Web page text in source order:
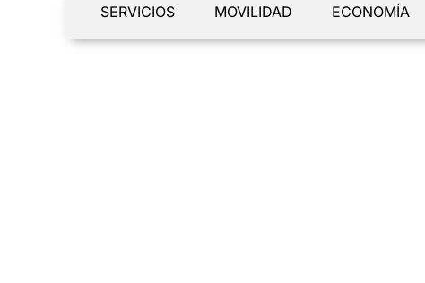
SERVICIOS MOVILIDAD ECONOMÍA